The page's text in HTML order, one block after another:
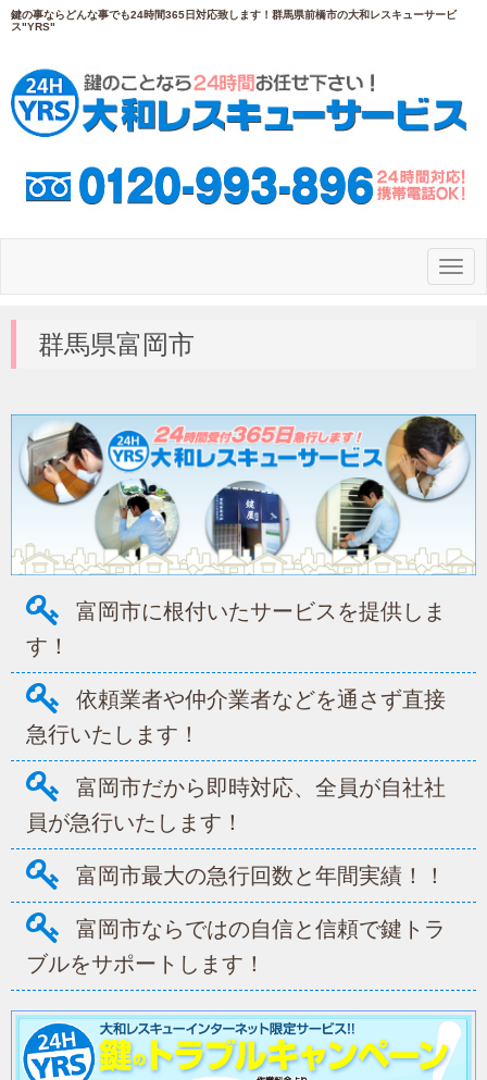
鍵の事ならどんな事でも24時間365日対応致します！群馬県前橋市の大和レスキューサービ
ス"YRS"
N
a
n
群馬県富岡市
富岡市に根付いたサービスを提供しま
す！
依頼業者や仲介業者などを通さず直接
急行いたします！
富岡市だから即時対応、全員が自社社
員が急行いたします！
富岡市最大の急行回数と年間実績！！
富岡市ならではの自信と信頼で鍵トラ
ブルをサポートします！